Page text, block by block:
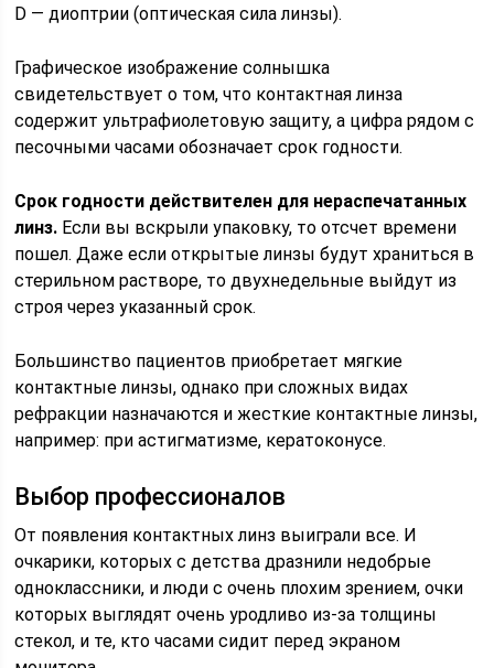
D — диоптрии (оптическая сила линзы).
Графическое изображение солнышка
свидетельствует о том, что контактная линза
содержит ультрафиолетовую защиту, а цифра рядом с
песочными часами обозначает срок годности.
Срок годности действителен для нераспечатанных
линз. Если вы вскрыли упаковку, то отсчет времени
пошел. Даже если открытые линзы будут храниться в
стерильном растворе, то двухнедельные выйдут из
строя через указанный срок.
Большинство пациентов приобретает мягкие
контактные линзы, однако при сложных видах
рефракции назначаются и жесткие контактные линзы,
например: при астигматизме, кератоконусе.
Выбор профессионалов
От появления контактных линз выиграли все. И
очкарики, которых с детства дразнили недобрые
одноклассники, и люди с очень плохим зрением, очки
которых выглядят очень уродливо из-за толщины
стекол, и те, кто часами сидит перед экраном